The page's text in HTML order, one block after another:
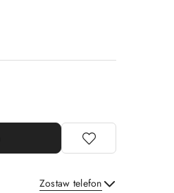
Zostaw telefon